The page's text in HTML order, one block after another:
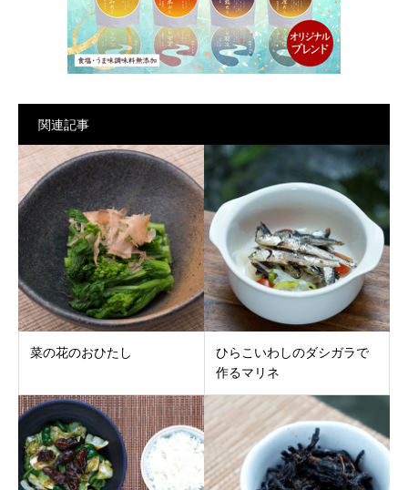
関連記事
菜の花のおひたし
ひらこいわしのダシガラで
作るマリネ